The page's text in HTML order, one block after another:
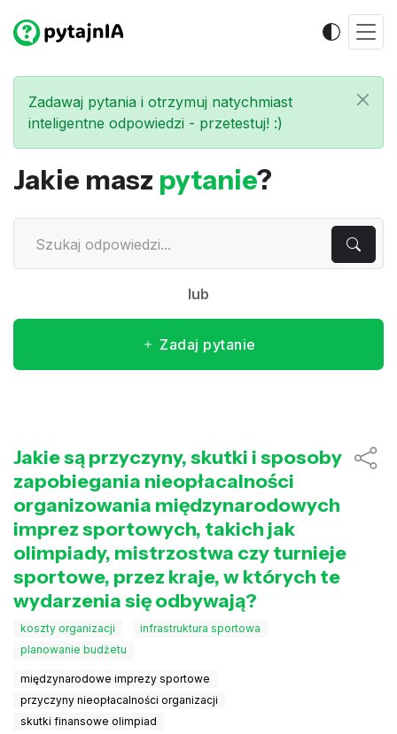
Zadawaj pytania i otrzymuj natychmiast
inteligentne odpowiedzi - przetestuj! :)
Jakie masz pytanie?
lub
Zadaj pytanie
Jakie są przyczyny, skutki i sposoby
zapobiegania nieopłacalności
organizowania międzynarodowych
imprez sportowych, takich jak
olimpiady, mistrzostwa czy turnieje
sportowe, przez kraje, w których te
wydarzenia się odbywają?
koszty organizacji
infrastruktura sportowa
planowanie budżetu
międzynarodowe imprezy sportowe
przyczyny nieopłacalności organizacji
skutki finansowe olimpiad